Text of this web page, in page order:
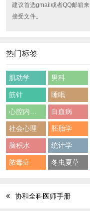
建议首选gmail或者QQ邮箱来
接受文件。
热门标签
肌动学 男科
筋针 睡眠
白血病
社会心理 胚胎学
脑积水 统计学
脓毒症 冬虫夏草
协和全科医师手册